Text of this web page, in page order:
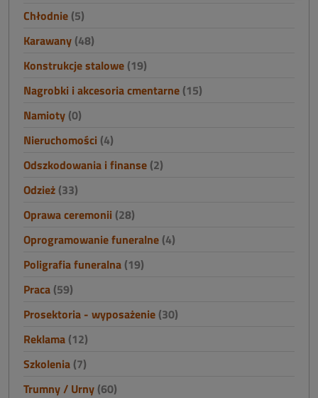
Chłodnie (5)
Karawany (48)
Konstrukcje stalowe (19)
Nagrobki i akcesoria cmentarne (15)
Namioty (0)
Nieruchomości (4)
Odszkodowania i finanse (2)
Odzież (33)
Oprawa ceremonii (28)
Oprogramowanie funeralne (4)
Poligrafia funeralna (19)
Praca (59)
Prosektoria - wyposażenie (30)
Reklama (12)
Szkolenia (7)
Trumny / Urny (60)